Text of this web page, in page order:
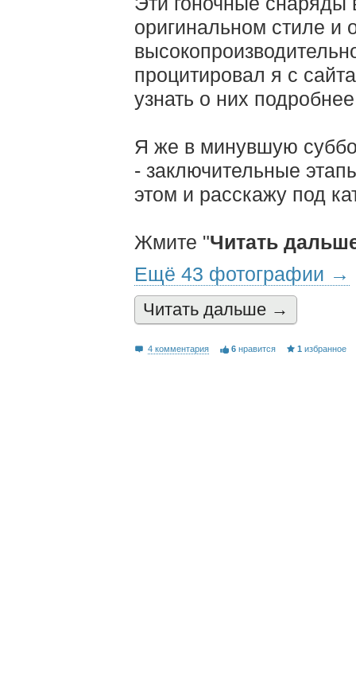
оригинальном стиле и
процитировал я с
узнать о них
Я же в минувшую
- заключительные
этом и расскажу под
Жмите "Читать
Ещё 43 фотографии →
Читать дальшe →
4 комментария 6 нравится 1 избранное